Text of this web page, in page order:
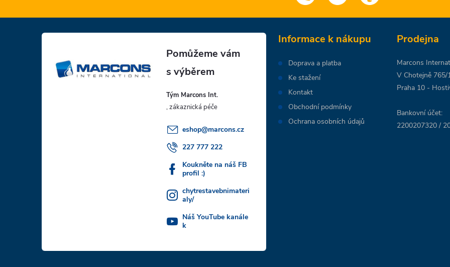
Tým Marcons Int.
eshop@marcons.cz
227 777 222
Koukněte na náš FB
profil :)
chytrestavebnimateri
aly/
Náš YouTube kanále
k
Informace k nákupu
Doprava a platba
Ke stažení
Kontakt
Obchodní podmínky
Ochrana osobních údajů
Prodejna
Marcons
V Chotejně 765/
Praha 10 -
Bankovní účet:
2200207320 /